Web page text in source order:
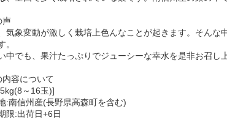
声
気象変動が激しく栽培上色んなことが起きます。そん
。
中でも、果汁たっぷりでジューシーな幸水を是非お召し
容について
5kg(8～16玉)]
信州産(長野県高森町を含む)
:出荷日+6日